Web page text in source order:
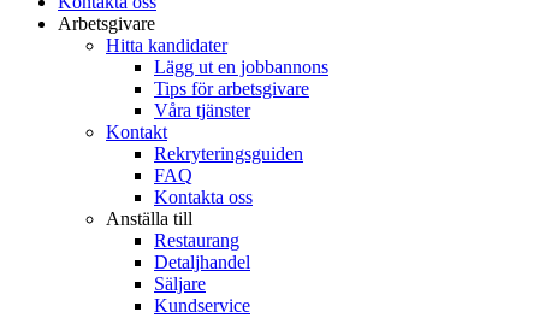
Arbetsgivare
Hitta kandidater
Lägg ut en jobbannons
Tips för arbetsgivare
Våra tjänster
Kontakt
Rekryteringsguiden
FAQ
Kontakta oss
Anställa till
Restaurang
Detaljhandel
Säljare
Kundservice